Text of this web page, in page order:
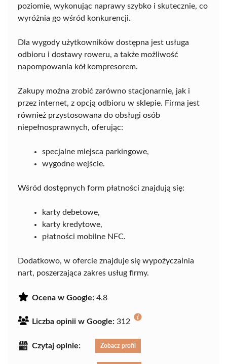
poziomie, wykonując naprawy szybko i skutecznie, co
wyróżnia go wśród konkurencji.
Dla wygody użytkowników dostępna jest usługa
odbioru i dostawy roweru, a także możliwość
napompowania kół kompresorem.
Zakupy można zrobić zarówno stacjonarnie, jak i
przez internet, z opcją odbioru w sklepie. Firma jest
również przystosowana do obsługi osób
niepełnosprawnych, oferując:
specjalne miejsca parkingowe,
wygodne wejście.
Wśród dostępnych form płatności znajdują się:
karty debetowe,
karty kredytowe,
płatności mobilne NFC.
Dodatkowo, w ofercie znajduje się wypożyczalnia
nart, poszerzająca zakres usług firmy.
Ocena w Google: 4.8
Liczba opinii w Google: 312
Czytaj opinie: Zobacz profil